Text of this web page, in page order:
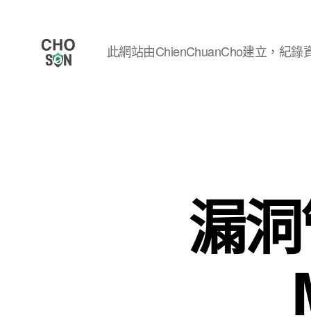
此網站由ChienChuanCho建立，紀錄
漏